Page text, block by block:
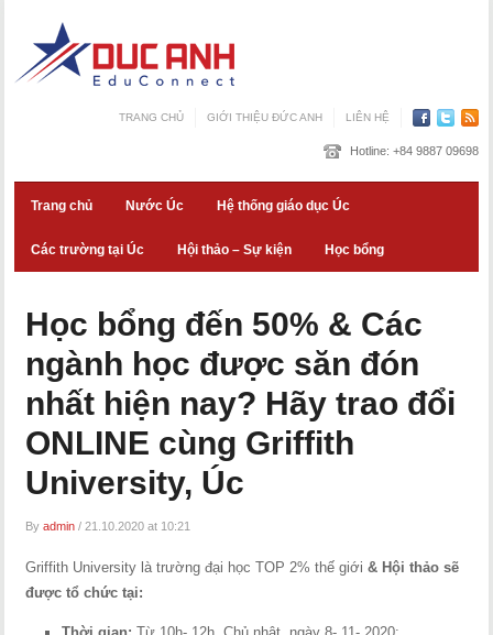
TRANG CHỦ GIỚI THIỆU ĐỨC ANH LIÊN HỆ
Hotline: +84 9887 09698
Trang chủ Nước Úc Hệ thống giáo dục Úc
Các trường tại Úc Hội thảo – Sự kiện Học bổng
Học bổng đến 50% & Các
ngành học được săn đón
nhất hiện nay? Hãy trao đổi
ONLINE cùng Griffith
University, Úc
Byadmin /21.10.2020 at 10:21
Griffith University là trường đại học TOP 2% thế giới & Hội thảo sẽ
được tổ chức tại: